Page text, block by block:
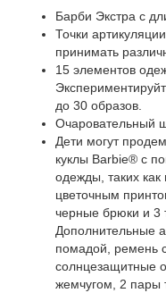
Барби Экстра с
Точки
принимать
15 элементов
до 30 образов.
Очаровательный
Дети могут
куклы Barbie® с
одежды, таких как
цветочным
черные брюки и 3
Дополнительные
помадой, ремень
солнцезащитные
жемчугом, 2 пары